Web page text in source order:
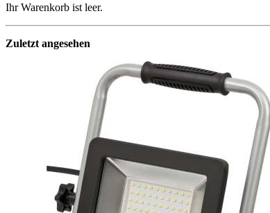
Ihr Warenkorb ist leer.
Zuletzt angesehen